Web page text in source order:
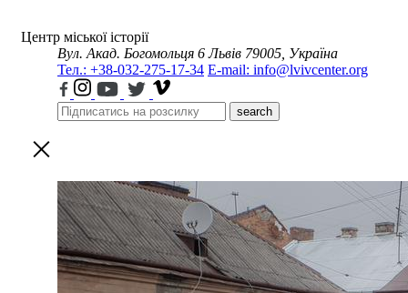
Центр міської історії
Вул. Акад. Богомольця 6 Львів 79005, Україна
Тел.: +38-032-275-17-34 E-mail: info@lvivcenter.org
search